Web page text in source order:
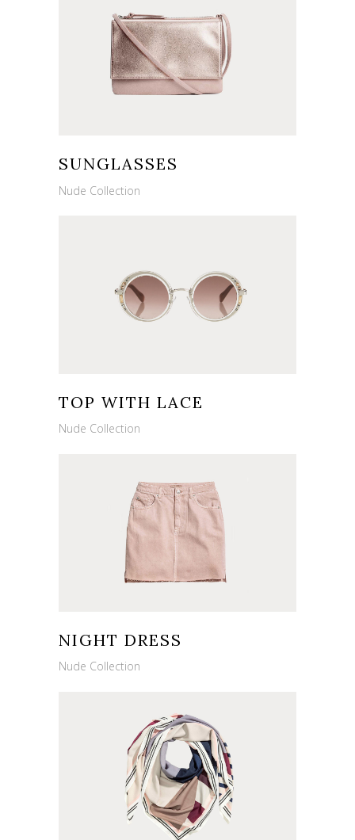
SUNGLASSES
Nude Collection
TOP WITH LACE
Nude Collection
NIGHT DRESS
Nude Collection